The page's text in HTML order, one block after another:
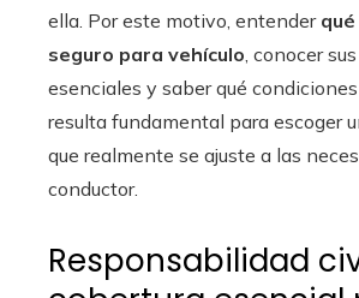
ella. Por este motivo, entender
seguro para vehículo, conocer
esenciales y saber qué
resulta fundamental para escoger
que realmente se ajuste a las
conductor.
Responsabilidad